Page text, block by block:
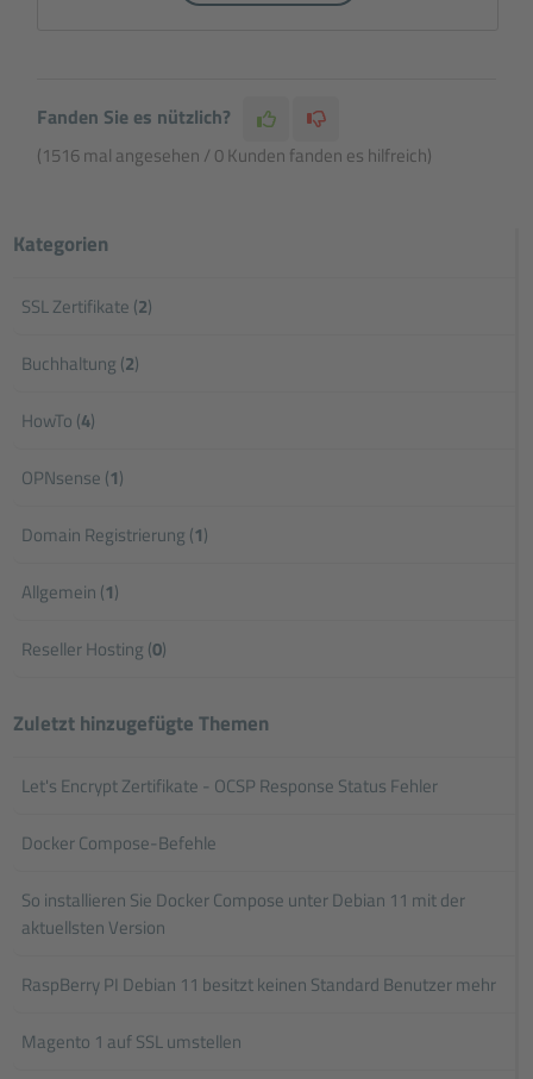
Fanden Sie es nützlich?
(1516 mal angesehen / 0 Kunden fanden es hilfreich)
Kategorien
SSL Zertifikate (2)
Buchhaltung (2)
HowTo (4)
OPNsense (1)
Domain Registrierung (1)
Allgemein (1)
Reseller Hosting (0)
Zuletzt hinzugefügte Themen
Let's Encrypt Zertifikate - OCSP Response Status Fehler
Docker Compose-Befehle
So installieren Sie Docker Compose unter Debian 11 mit der
aktuellsten Version
RaspBerry PI Debian 11 besitzt keinen Standard Benutzer mehr
Magento 1 auf SSL umstellen